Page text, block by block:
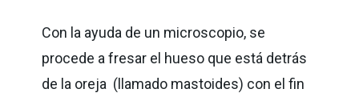
Con la ayuda de un microscopio, se
procede a fresar el hueso que está detrás
de la oreja (llamado mastoides) con el fin